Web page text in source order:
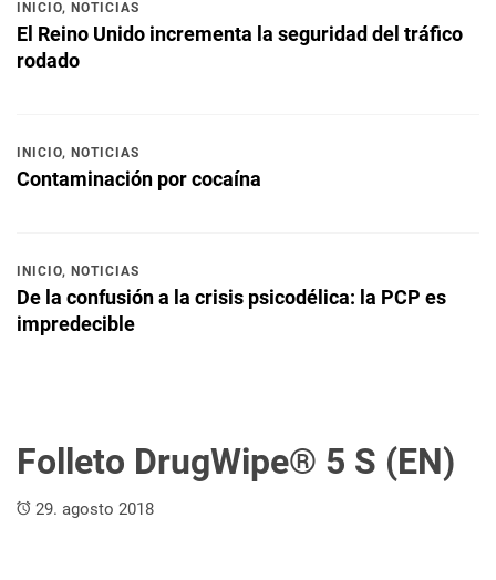
INICIO, NOTICIAS
El Reino Unido incrementa la seguridad del tráfico
rodado
INICIO, NOTICIAS
Contaminación por cocaína
INICIO, NOTICIAS
De la confusión a la crisis psicodélica: la PCP es
impredecible
Folleto DrugWipe® 5 S (EN)
29. agosto 2018